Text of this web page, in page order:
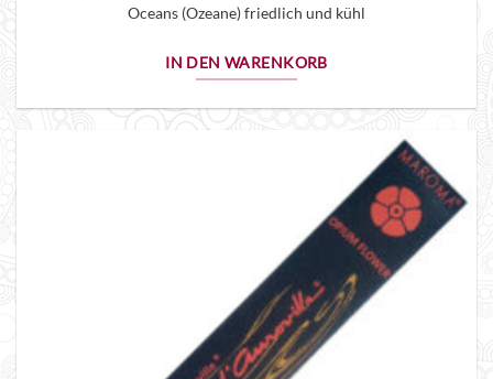
Oceans (Ozeane) friedlich und kühl
IN DEN WARENKORB